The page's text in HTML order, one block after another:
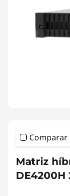
Comparar
Matriz
DE4200H